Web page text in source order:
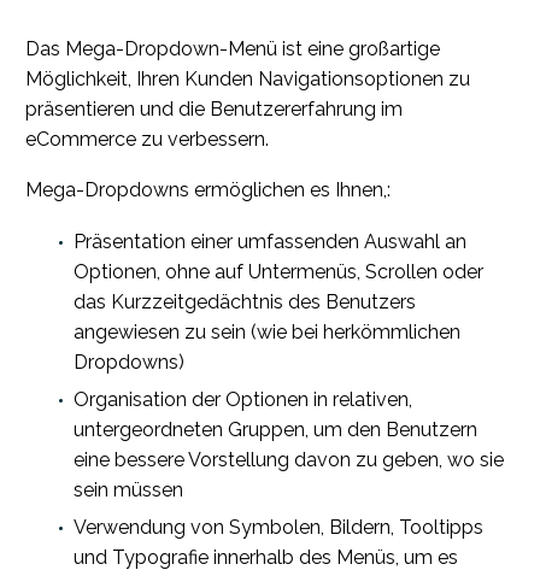
Das Mega-Dropdown-Menü ist eine großartige
Möglichkeit, Ihren Kunden Navigationsoptionen zu
präsentieren und die Benutzererfahrung im
eCommerce zu verbessern.
Mega-Dropdowns ermöglichen es Ihnen,:
Präsentation einer umfassenden Auswahl an
Optionen, ohne auf Untermenüs, Scrollen oder
das Kurzzeitgedächtnis des Benutzers
angewiesen zu sein (wie bei herkömmlichen
Dropdowns)
Organisation der Optionen in relativen,
untergeordneten Gruppen, um den Benutzern
eine bessere Vorstellung davon zu geben, wo sie
sein müssen
Verwendung von Symbolen, Bildern, Tooltipps
und Typografie innerhalb des Menüs, um es